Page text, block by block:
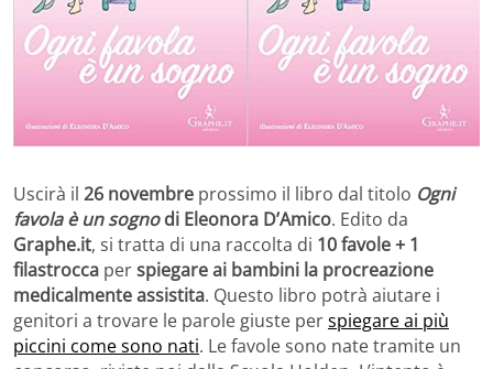
Uscirà il 26 novembre prossimo il libro dal titolo Ogni
favola è un sognodi Eleonora D’Amico. Edito da
Graphe.it, si tratta di una raccolta di 10 favole + 1
filastrocca perspiegare ai bambini la procreazione
medicalmente assistita. Questo libro potrà aiutare i
genitori a trovare le parole giuste perspiegare ai più
piccini come sono nati. Le favole sono nate tramite un